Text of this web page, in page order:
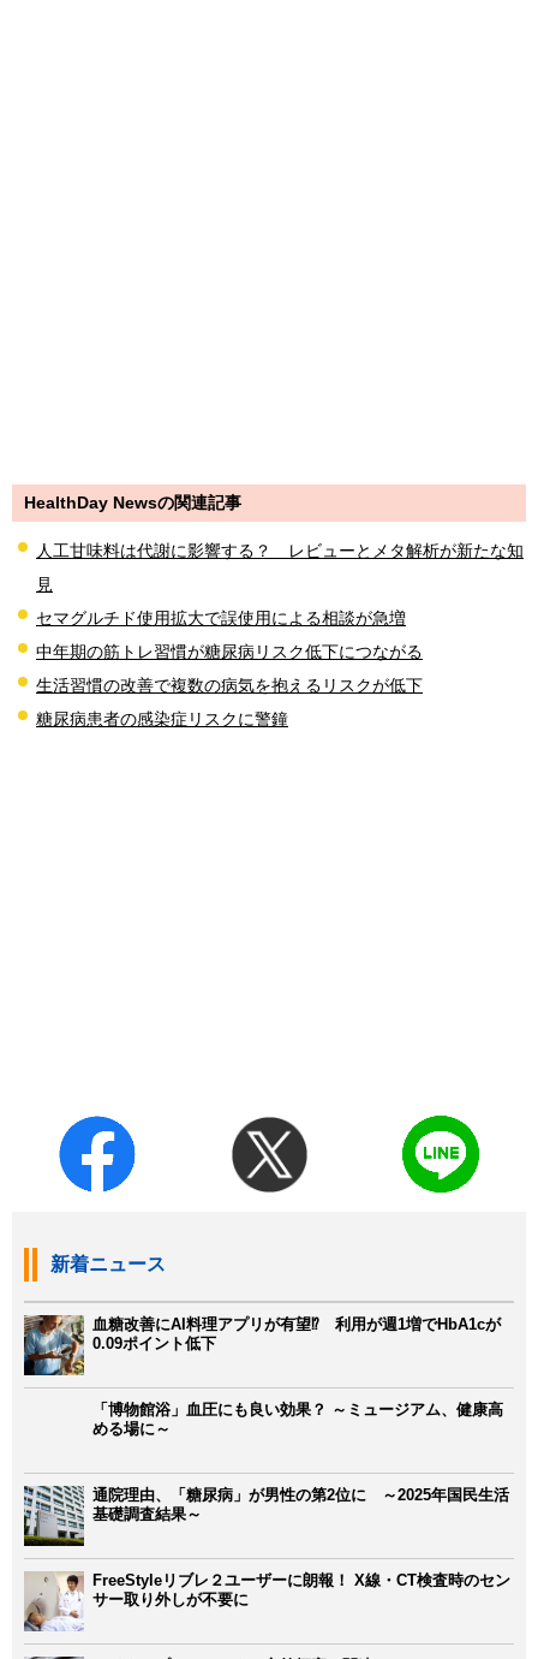
HealthDay Newsの関連記事
人工甘味料は代謝に影響する？ レビューとメタ解析が新たな知
見
セマグルチド使用拡大で誤使用による相談が急増
中年期の筋トレ習慣が糖尿病リスク低下につながる
生活習慣の改善で複数の病気を抱えるリスクが低下
糖尿病患者の感染症リスクに警鐘
新着ニュース
血糖改善にAI料理アプリが有望⁉ 利用が週1増でHbA1cが
0.09ポイント低下
「博物館浴」血圧にも良い効果？ ～ミュージアム、健康高
める場に～
通院理由、「糖尿病」が男性の第2位に ～2025年国民生活
基礎調査結果～
FreeStyleリブレ２ユーザーに朗報！ X線・CT検査時のセン
サー取り外しが不要に